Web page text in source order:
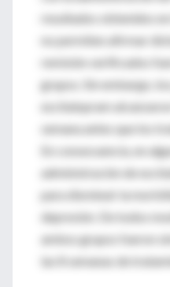
resultados obtenidos
no permiten afirmar
remisión verificados
grupos. Sin embargo,
escitalopram
semana antes que los
En consecuencia, en
administración de
para disminuir la
depresión. De todos
ambos grupos fueron
las 8 semanas de